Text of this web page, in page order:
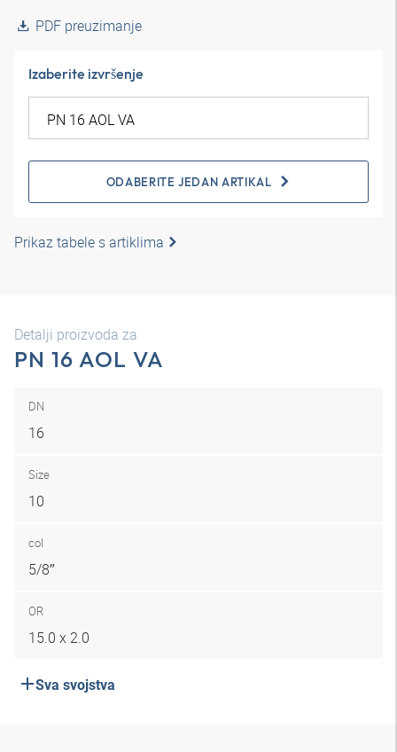
PDF preuzimanje
Izaberite izvršenje
ODABERITE JEDAN ARTIKAL
Prikaz tabele s artiklima
Detalji proizvoda za
PN 16 AOL VA
DN
16
Size
10
col
5/8″
OR
15.0 x 2.0
Sva svojstva